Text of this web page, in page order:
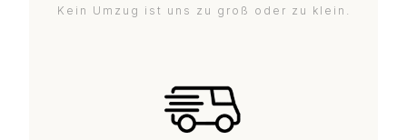
Kein Umzug ist uns zu groß oder zu klein.